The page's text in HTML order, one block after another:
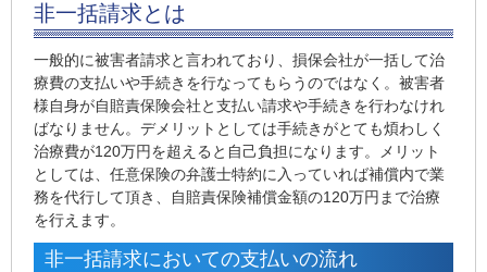
非一括請求とは
一般的に被害者請求と言われており、損保会社が一括して治
療費の支払いや手続きを行なってもらうのではなく。被害者
様自身が自賠責保険会社と支払い請求や手続きを行わなけれ
ばなりません。デメリットとしては手続きがとても煩わしく
治療費が120万円を超えると自己負担になります。メリット
としては、任意保険の弁護士特約に入っていれば補償内で業
務を代行して頂き、自賠責保険補償金額の120万円まで治療
を行えます。
非一括請求においての支払いの流れ